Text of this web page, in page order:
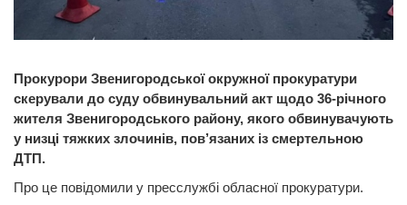
Прокурори Звенигородської окружної прокуратури
скерували до суду обвинувальний акт щодо 36-річного
жителя Звенигородського району, якого обвинувачують
у низці тяжких злочинів, пов’язаних із смертельною
ДТП.
Про це повідомили у пресслужбі обласної прокуратури.